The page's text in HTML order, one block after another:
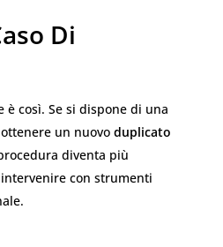
Di
così. Se si dispone di una
un nuovo duplicato
diventa più
con strumenti